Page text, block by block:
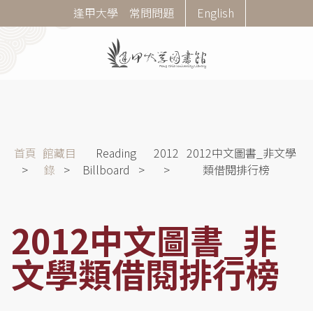
至
Corner
Menu
逢甲大學 常問問題 English
導
首頁 館藏目
錄
Reading
Billboard
2012 2012中文圖書_非文學
類借閱排行榜
2012中文圖書_非
文學類借閱排行榜